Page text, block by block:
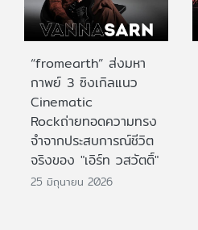
“fromearth” ส่งมหา
กาพย์ 3 ซิงเกิลแนว
Cinematic
Rockถ่ายทอดความทรง
จำจากประสบการณ์ชีวิต
จริงของ "เอิร์ท วสวัตติ์"
25 มิถุนายน 2026